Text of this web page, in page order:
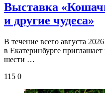
Выставка
и другие чудеса»
В течение всего августа
в Екатеринбурге
шести …
115 0